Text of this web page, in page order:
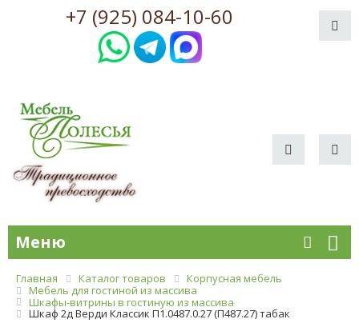
+7 (925) 084-10-60
Меню
Главная Каталог товаров
Корпусная мебель
Мебель для гостиной из массива
Шкафы-витрины в гостиную из массива
Шкаф 2д Верди Классик П1.0487.0.27 (П487.27) табак